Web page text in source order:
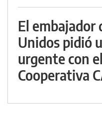
El embajador
Unidos pidió
urgente con
Cooperativa